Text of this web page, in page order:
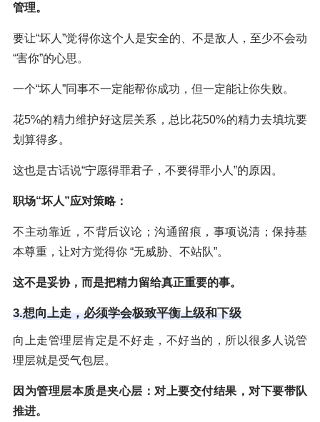
管理。
要让“坏人”觉得你这个人是安全的、不是敌人，至少不会动
“害你”的心思。
一个“坏人”同事不一定能帮你成功，但一定能让你失败。
花5%的精力维护好这层关系，总比花50%的精力去填坑要
划算得多。
这也是古话说“宁愿得罪君子，不要得罪小人”的原因。
职场“坏人”应对策略：
不主动靠近，不背后议论；沟通留痕，事项说清；保持基
本尊重，让对方觉得你 “无威胁、不站队”。
这不是妥协，而是把精力留给真正重要的事。
3.想向上走，必须学会极致平衡上级和下级
向上走管理层肯定是不好走，不好当的，所以很多人说管
理层就是受气包层。
因为管理层本质是夹心层：对上要交付结果，对下要带队
推进。